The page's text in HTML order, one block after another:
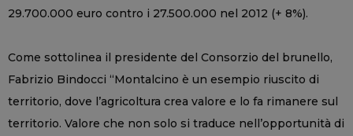
29.700.000 euro contro i 27.500.000 nel 2012 (+ 8%).
Come sottolinea il presidente del Consorzio del brunello,
Fabrizio Bindocci “Montalcino è un esempio riuscito di
territorio, dove l’agricoltura crea valore e lo fa rimanere sul
territorio. Valore che non solo si traduce nell’opportunità di